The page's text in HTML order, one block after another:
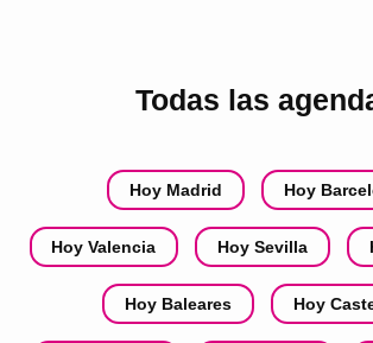
Todas las
Hoy Madrid Hoy
Hoy Valencia Hoy Sevilla
Hoy Baleares Hoy